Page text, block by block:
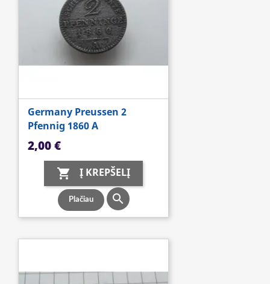
Germany Preussen 2
Pfennig 1860 A
Kaina
2,00 €
 Į KREPŠELĮ
Plačiau 